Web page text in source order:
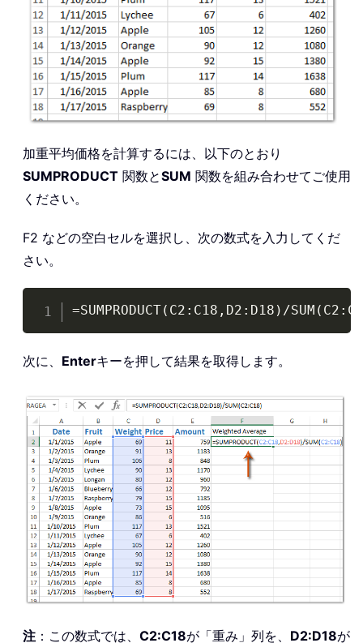
加重平均価格を計算するには、以下のとおり
SUMPRODUCT 関数とSUM 関数を組み合わせてご使用
ください。
F2 などの空白セルを選択し、次の数式を入力してくだ
さい。
=SUMPRODUCT(C2:C18,D2:D18)/Copy
次に、 Enterキーを押して結果を取得します。
注 ：この数式では、 C2:C18が「重み」列を、 D2:D18が